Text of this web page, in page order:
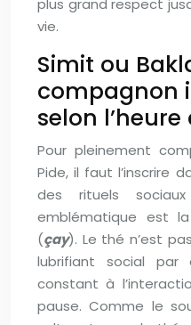
plus grand respect
vie.
Simit ou
compagnon
selon
Pour pleinement
Pide, il faut l’inscrire
des rituels
emblématique est
(çay). Le thé n’est
lubrifiant social par
constant à
pause. Comme le